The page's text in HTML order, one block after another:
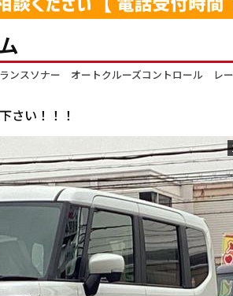
ンスソナー オートクルーズコントロール
さい！！！